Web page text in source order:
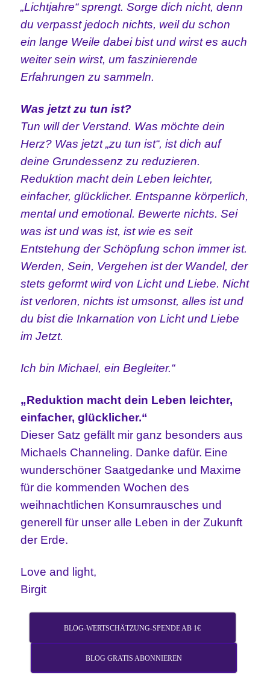
„Lichtjahre“ sprengt. Sorge dich nicht, denn
du verpasst jedoch nichts, weil du schon
ein lange Weile dabei bist und wirst es auch
weiter sein wirst, um faszinierende
Erfahrungen zu sammeln.
Was jetzt zu tun ist?
Tun will der Verstand. Was möchte dein
Herz? Was jetzt „zu tun ist“, ist dich auf
deine Grundessenz zu reduzieren.
Reduktion macht dein Leben leichter,
einfacher, glücklicher. Entspanne körperlich,
mental und emotional. Bewerte nichts. Sei
was ist und was ist, ist wie es seit
Entstehung der Schöpfung schon immer ist.
Werden, Sein, Vergehen ist der Wandel, der
stets geformt wird von Licht und Liebe. Nicht
ist verloren, nichts ist umsonst, alles ist und
du bist die Inkarnation von Licht und Liebe
im Jetzt.
Ich bin Michael, ein Begleiter.“
„Reduktion macht dein Leben leichter,
einfacher, glücklicher.“
Dieser Satz gefällt mir ganz besonders aus
Michaels Channeling. Danke dafür. Eine
wunderschöner Saatgedanke und Maxime
für die kommenden Wochen des
weihnachtlichen Konsumrausches und
generell für unser alle Leben in der Zukunft
der Erde.
Love and light,
Birgit
BLOG-WERTSCHÄTZUNG-SPENDE AB 1€
BLOG GRATIS ABONNIEREN